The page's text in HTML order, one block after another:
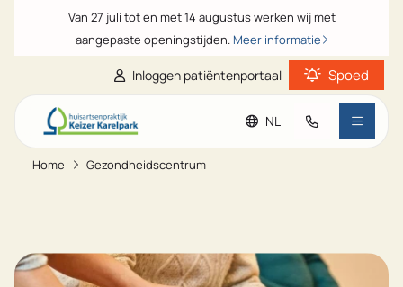
Van 27 juli tot en met 14 augustus werken wij met
aangepaste openingstijden. Meer informatie
Inloggen patiëntenportaal Spoed
Ga naar de hoofdinhoud
Ga naar de footer
Ga naar de toegankelijkheidsinstellingen
NL
Home Gezondheidscentrum
Veelgestelde vragen